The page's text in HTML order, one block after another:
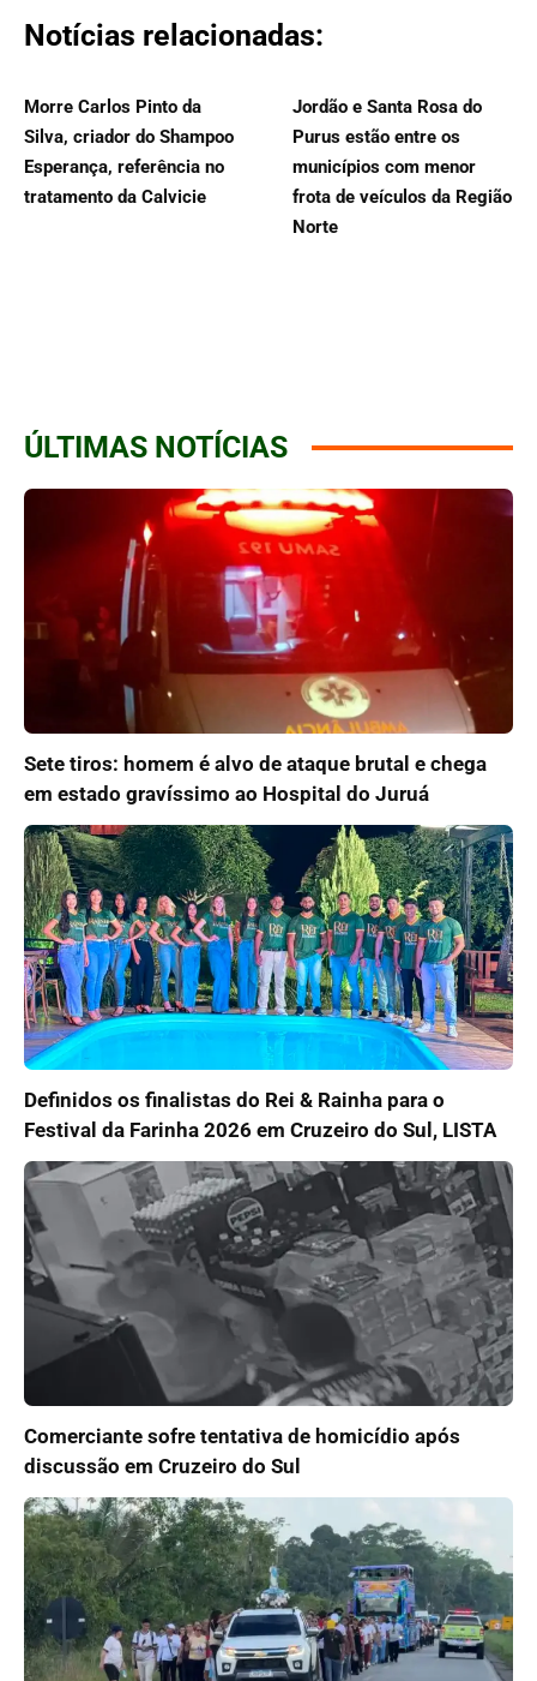
Notícias relacionadas:
Morre Carlos Pinto da
Silva, criador do Shampoo
Esperança, referência no
tratamento da Calvicie
Jordão e Santa Rosa do
Purus estão entre os
municípios com menor
frota de veículos da Região
Norte
ÚLTIMAS NOTÍCIAS
Sete tiros: homem é alvo de ataque brutal e chega
em estado gravíssimo ao Hospital do Juruá
Definidos os finalistas do Rei & Rainha para o
Festival da Farinha 2026 em Cruzeiro do Sul, LISTA
Comerciante sofre tentativa de homicídio após
discussão em Cruzeiro do Sul